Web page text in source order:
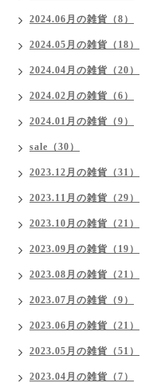
2024.06月の雑貨（8）
2024.05月の雑貨（18）
2024.04月の雑貨（20）
2024.02月の雑貨（6）
2024.01月の雑貨（9）
sale（30）
2023.12月の雑貨（31）
2023.11月の雑貨（29）
2023.10月の雑貨（21）
2023.09月の雑貨（19）
2023.08月の雑貨（21）
2023.07月の雑貨（9）
2023.06月の雑貨（21）
2023.05月の雑貨（51）
2023.04月の雑貨（7）